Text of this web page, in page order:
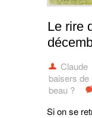
Le rire
Claude
baisers de
beau ?
Si on se